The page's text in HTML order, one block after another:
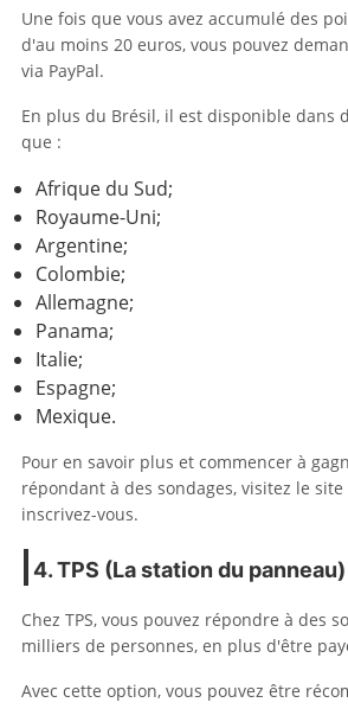
Une fois que vous avez accumulé des
d'au moins 20 euros, vous pouvez
via PayPal.
En plus du Brésil, il est disponible dans
que :
Afrique du Sud;
Royaume-Uni;
Argentine;
Colombie;
Allemagne;
Panama;
Italie;
Espagne;
Mexique.
Pour en savoir plus et commencer à
répondant à des sondages, visitez le
inscrivez-vous.
4. TPS (La station du panneau)
Chez TPS, vous pouvez répondre à des
milliers de personnes, en plus d'être
Avec cette option, vous pouvez être